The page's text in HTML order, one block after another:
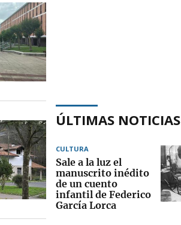
ÚLTIMAS NOTICIAS
CULTURA
Sale a la luz el
manuscrito inédito
de un cuento
infantil de Federico
García Lorca